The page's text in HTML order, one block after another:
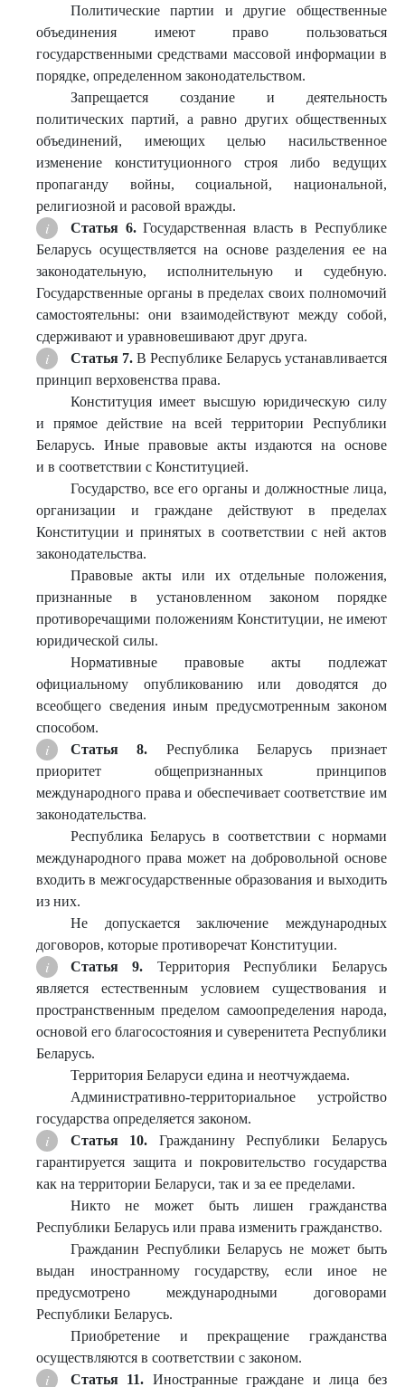
Политические партии и другие общественные
объединения имеют право пользоваться
государственными средствами массовой информации в
порядке, определенном законодательством.
Запрещается создание и деятельность
политических партий, а равно других общественных
объединений, имеющих целью насильственное
изменение конституционного строя либо ведущих
пропаганду войны, социальной, национальной,
религиозной и расовой вражды.
Статья 6. Государственная власть в Республике
Беларусь осуществляется на основе разделения ее на
законодательную, исполнительную и судебную.
Государственные органы в пределах своих полномочий
самостоятельны: они взаимодействуют между собой,
сдерживают и уравновешивают друг друга.
Статья 7. В Республике Беларусь устанавливается
принцип верховенства права.
Конституция имеет высшую юридическую силу
и прямое действие на всей территории Республики
Беларусь. Иные правовые акты издаются на основе
и в соответствии с Конституцией.
Государство, все его органы и должностные лица,
организации и граждане действуют в пределах
Конституции и принятых в соответствии с ней актов
законодательства.
Правовые акты или их отдельные положения,
признанные в установленном законом порядке
противоречащими положениям Конституции, не имеют
юридической силы.
Нормативные правовые акты подлежат
официальному опубликованию или доводятся до
всеобщего сведения иным предусмотренным законом
способом.
Статья 8. Республика Беларусь признает
приоритет общепризнанных принципов
международного права и обеспечивает соответствие им
законодательства.
Республика Беларусь в соответствии с нормами
международного права может на добровольной основе
входить в межгосударственные образования и выходить
из них.
Не допускается заключение международных
договоров, которые противоречат Конституции.
Статья 9. Территория Республики Беларусь
является естественным условием существования и
пространственным пределом самоопределения народа,
основой его благосостояния и суверенитета Республики
Беларусь.
Территория Беларуси едина и неотчуждаема.
Административно-территориальное устройство
государства определяется законом.
Статья 10. Гражданину Республики Беларусь
гарантируется защита и покровительство государства
как на территории Беларуси, так и за ее пределами.
Никто не может быть лишен гражданства
Республики Беларусь или права изменить гражданство.
Гражданин Республики Беларусь не может быть
выдан иностранному государству, если иное не
предусмотрено международными договорами
Республики Беларусь.
Приобретение и прекращение гражданства
осуществляются в соответствии с законом.
Статья 11. Иностранные граждане и лица без